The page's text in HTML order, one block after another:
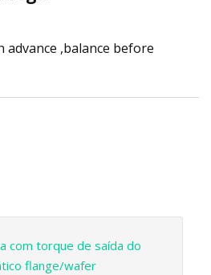
advance ,balance before
com torque de saída do
flange/wafer